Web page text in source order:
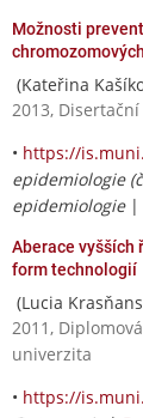
Možnosti
(Kateřina
2013,
• https://
epidemiologie
epidemiologie|
Aberace vyšších
form technologií
(Lucia
2011,
univerzita
• https://